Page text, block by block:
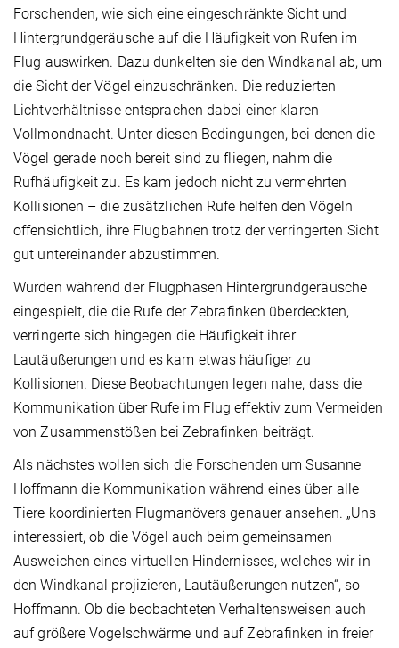
Forschenden, wie sich eine eingeschränkte Sicht und
Hintergrundgeräusche auf die Häufigkeit von Rufen im
Flug auswirken. Dazu dunkelten sie den Windkanal ab, um
die Sicht der Vögel einzuschränken. Die reduzierten
Lichtverhältnisse entsprachen dabei einer klaren
Vollmondnacht. Unter diesen Bedingungen, bei denen die
Vögel gerade noch bereit sind zu fliegen, nahm die
Rufhäufigkeit zu. Es kam jedoch nicht zu vermehrten
Kollisionen – die zusätzlichen Rufe helfen den Vögeln
offensichtlich, ihre Flugbahnen trotz der verringerten Sicht
gut untereinander abzustimmen.
Wurden während der Flugphasen Hintergrundgeräusche
eingespielt, die die Rufe der Zebrafinken überdeckten,
verringerte sich hingegen die Häufigkeit ihrer
Lautäußerungen und es kam etwas häufiger zu
Kollisionen. Diese Beobachtungen legen nahe, dass die
Kommunikation über Rufe im Flug effektiv zum Vermeiden
von Zusammenstößen bei Zebrafinken beiträgt.
Als nächstes wollen sich die Forschenden um Susanne
Hoffmann die Kommunikation während eines über alle
Tiere koordinierten Flugmanövers genauer ansehen. „Uns
interessiert, ob die Vögel auch beim gemeinsamen
Ausweichen eines virtuellen Hindernisses, welches wir in
den Windkanal projizieren, Lautäußerungen nutzen“, so
Hoffmann. Ob die beobachteten Verhaltensweisen auch
auf größere Vogelschwärme und auf Zebrafinken in freier